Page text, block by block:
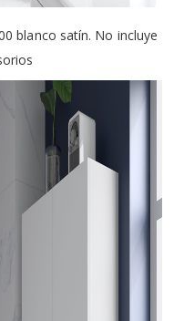
blanco satín. No incluye